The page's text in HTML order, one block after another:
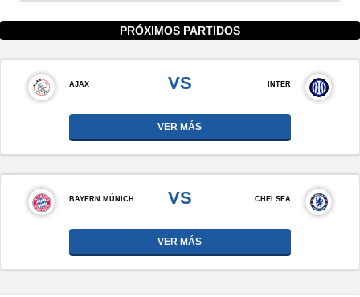
PRÓXIMOS PARTIDOS
AJAX VS INTER
VER MÁS
BAYERN MÚNICH VS CHELSEA
VER MÁS